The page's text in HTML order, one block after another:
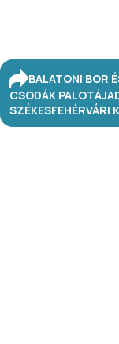
BALATONI BOR
CSODÁK PALOTÁJA
SZÉKESFEHÉRVÁRI